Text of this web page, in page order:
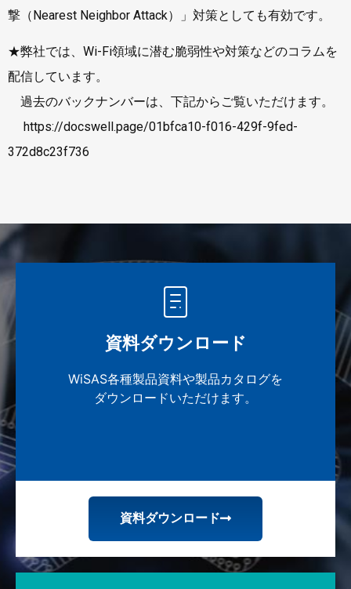
撃（Nearest Neighbor Attack）」対策としても有効です。
★弊社では、Wi-Fi領域に潜む脆弱性や対策などのコラムを
配信しています。
過去のバックナンバーは、下記からご覧いただけます。
https://docswell.page/01bfca10-f016-429f-9fed-
372d8c23f736
資料ダウンロード
WiSAS各種製品資料や製品カタログを
ダウンロードいただけます。
資料ダウンロード